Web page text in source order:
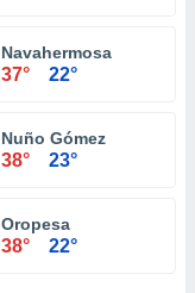
Navahermosa
37° 22°
Nuño Gómez
38° 23°
Oropesa
38° 22°